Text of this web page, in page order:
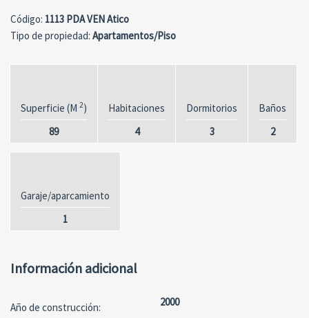
Сódigo: 1113 PDA VEN Atico
Tipo de propiedad: Apartamentos/Piso
Superficie (M 2)
89
Habitaciones
4
Dormitorios
3
Baños
2
Garaje/aparcamiento
1
Información adicional
Año de construcción: 2000